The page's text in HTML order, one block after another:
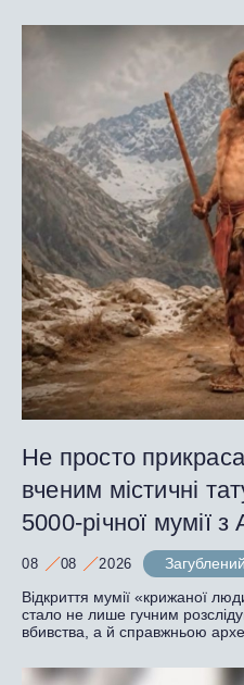
Не просто
вченим містичні
5000-річної мумії з
08 08 2026
Відкриття мумії «крижаної
стало не лише гучним
вбивства, а й справжньою